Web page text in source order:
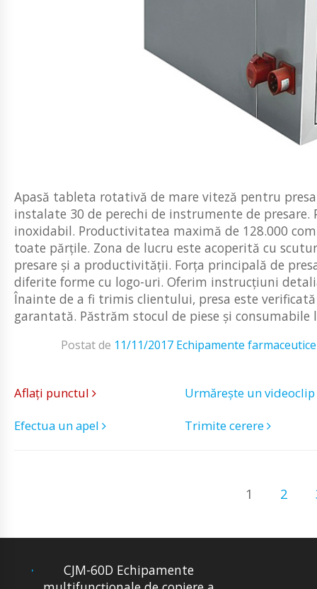
Apasă tableta rotativă de mare viteză pentru
instalate 30 de perechi de instrumente de
inoxidabil. Productivitatea maximă de 128.000
toate părțile. Zona de lucru este acoperită cu
presare și a productivității. Forța principală de
diferite forme cu logo-uri. Oferim instrucțiuni
Înainte de a fi trimis clientului, presa este
garantată. Păstrăm stocul de piese și consumabile
Postat de 11/11/2017 Echipamente farmaceutice
Aflați punctul
Urmărește un videoclip
Efectua un apel
Trimite cerere
1 2
CJM-60D Echipamente